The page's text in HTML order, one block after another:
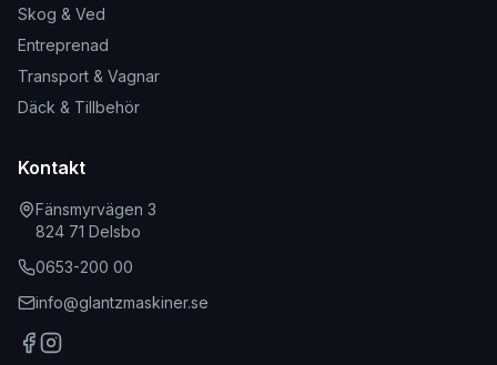
Skog & Ved
Entreprenad
Transport & Vagnar
Däck & Tillbehör
Kontakt
Fänsmyrvägen 3
824 71 Delsbo
0653-200 00
info@glantzmaskiner.se